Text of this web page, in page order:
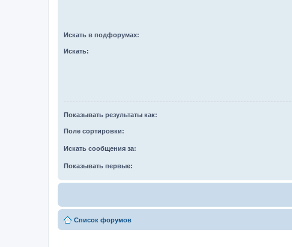
Искать в подфорумах:
Искать:
Показывать результаты как:
Поле сортировки:
Искать сообщения за:
Показывать первые:
Список форумов